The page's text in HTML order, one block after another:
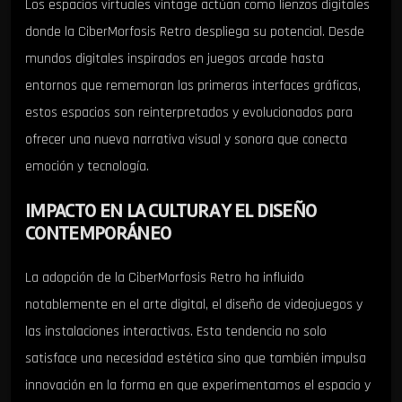
Los espacios virtuales vintage actúan como lienzos digitales
donde la CiberMorfosis Retro despliega su potencial. Desde
mundos digitales inspirados en juegos arcade hasta
entornos que rememoran las primeras interfaces gráficas,
estos espacios son reinterpretados y evolucionados para
ofrecer una nueva narrativa visual y sonora que conecta
emoción y tecnología.
IMPACTO EN LA CULTURA Y EL DISEÑO
CONTEMPORÁNEO
La adopción de la CiberMorfosis Retro ha influido
notablemente en el arte digital, el diseño de videojuegos y
las instalaciones interactivas. Esta tendencia no solo
satisface una necesidad estética sino que también impulsa
innovación en la forma en que experimentamos el espacio y